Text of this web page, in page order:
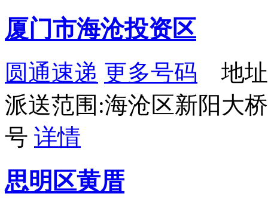
厦门市海沧投资区
圆通速递 更多号码 地址
派送范围:海沧区新阳大
号 详情
思明区黄厝